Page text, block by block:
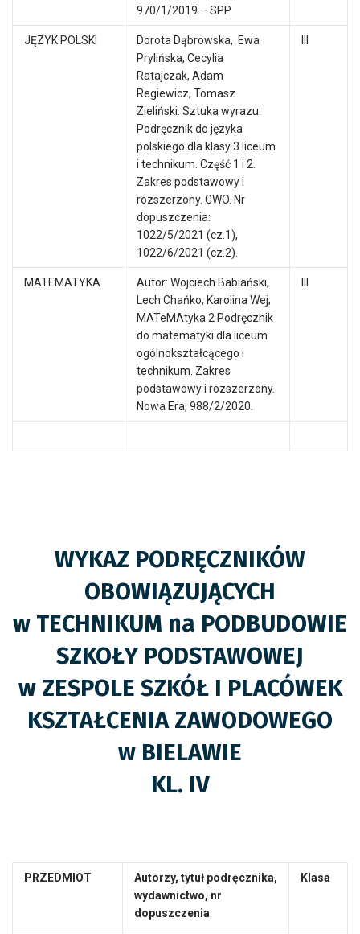
970/1/2019 – SPP.
JĘZYK POLSKI
Dorota Dąbrowska, Ewa
Prylińska, Cecylia
Ratajczak, Adam
Regiewicz, Tomasz
Zieliński. Sztuka wyrazu.
Podręcznik do języka
polskiego dla klasy 3 liceum
i technikum. Część 1 i 2.
Zakres podstawowy i
rozszerzony. GWO. Nr
dopuszczenia:
1022/5/2021 (cz.1),
1022/6/2021 (cz.2).
III
MATEMATYKA
Autor: Wojciech Babiański,
Lech Chańko, Karolina Wej;
MATeMAtyka 2 Podręcznik
do matematyki dla liceum
ogólnokształcącego i
technikum. Zakres
podstawowy i rozszerzony.
Nowa Era, 988/2/2020.
III
WYKAZ PODRĘCZNIKÓW
OBOWIĄZUJĄCYCH
w TECHNIKUM na PODBUDOWIE
SZKOŁY PODSTAWOWEJ
w ZESPOLE SZKÓŁ I PLACÓWEK
KSZTAŁCENIA ZAWODOWEGO
w BIELAWIE
KL. IV
PRZEDMIOT
Autorzy, tytuł podręcznika,
wydawnictwo, nr
dopuszczenia
Klasa